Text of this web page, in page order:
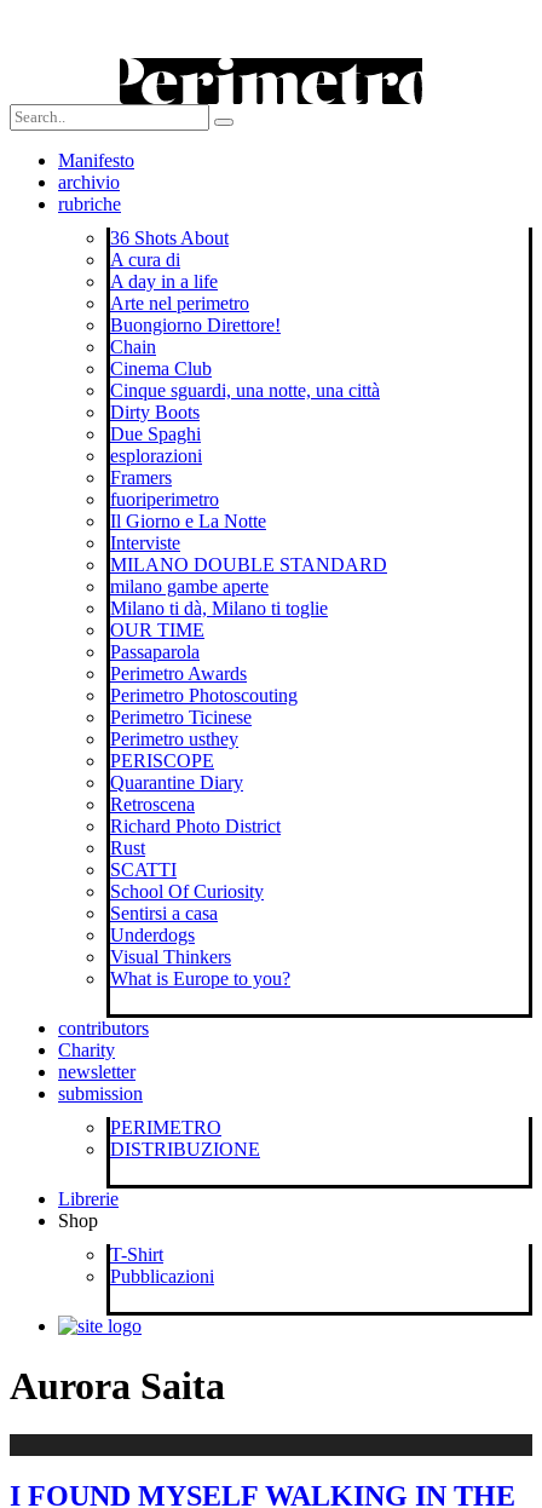
Manifesto
archivio
rubriche
36 Shots About
A cura di
A day in a life
Arte nel perimetro
Buongiorno Direttore!
Chain
Cinema Club
Cinque sguardi, una notte, una città
Dirty Boots
Due Spaghi
esplorazioni
Framers
fuoriperimetro
Il Giorno e La Notte
Interviste
MILANO DOUBLE STANDARD
milano gambe aperte
Milano ti dà, Milano ti toglie
OUR TIME
Passaparola
Perimetro Awards
Perimetro Photoscouting
Perimetro Ticinese
Perimetro usthey
PERISCOPE
Quarantine Diary
Retroscena
Richard Photo District
Rust
SCATTI
School Of Curiosity
Sentirsi a casa
Underdogs
Visual Thinkers
What is Europe to you?
contributors
Charity
newsletter
submission
PERIMETRO
DISTRIBUZIONE
Librerie
Shop
T-Shirt
Pubblicazioni
Aurora Saita
I FOUND MYSELF WALKING IN THE